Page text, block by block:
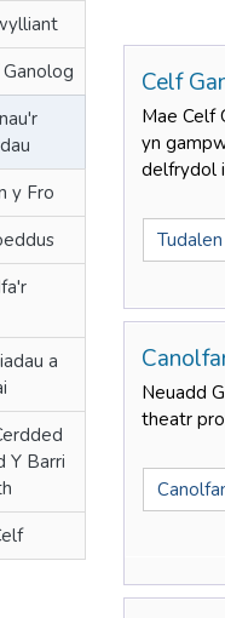
y Fro
a
Y Barri
Celf
Mae Celf
yn
delfrydol
Neuadd
theatr